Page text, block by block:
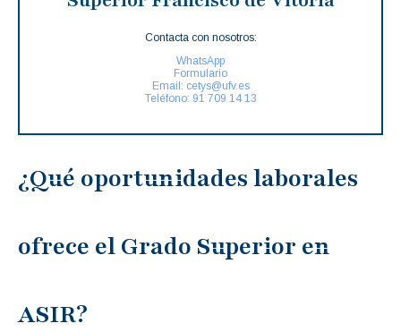
Contacta con nosotros:
WhatsApp
Formulario
Email: cetys@ufv.es
Teléfono: 91 709 14 13
¿Qué oportunidades laborales
ofrece el Grado Superior en
ASIR?